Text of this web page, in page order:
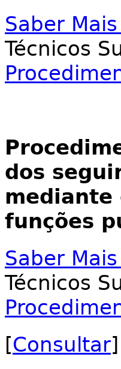
Saber
Técnicos
dos
mediante
funções
Saber
Técnicos
[Consultar]